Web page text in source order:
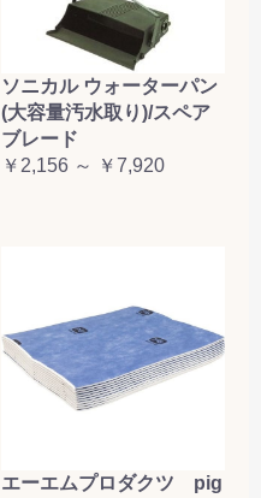
ソニカル ウォーターパン
(大容量汚水取り)/スペア
ブレード
￥2,156 ～ ￥7,920
エーエムプロダクツ pig